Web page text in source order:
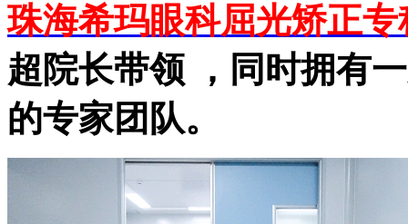
珠海希玛眼科屈光矫正专
超院长带领 ，同时拥有
的专家团队。